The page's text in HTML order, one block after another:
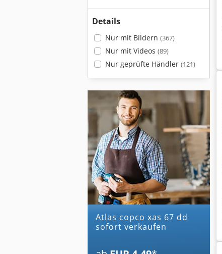
Details
Nur mit Bildern (367)
Nur mit Videos (89)
Nur geprüfte Händler (121)
atlas copco xas 67 dd
sofort verkaufen